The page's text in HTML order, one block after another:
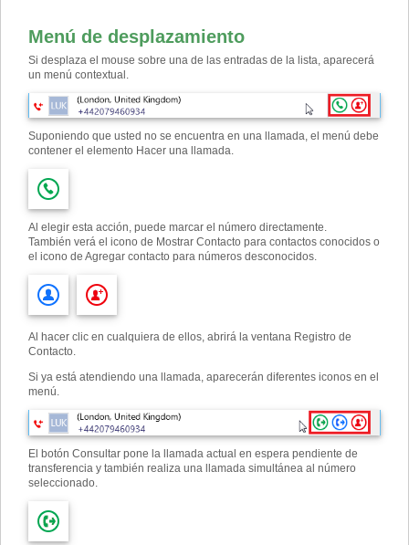
Menú de desplazamiento
Si desplaza el mouse sobre una de las entradas de la lista, aparecerá
un menú contextual.
Suponiendo que usted no se encuentra en una llamada, el menú debe
contener el elemento Hacer una llamada.
Al elegir esta acción, puede marcar el número directamente.
También verá el icono de Mostrar Contacto para contactos conocidos o
el icono de Agregar contacto para números desconocidos.
Al hacer clic en cualquiera de ellos, abrirá la ventana Registro de
Contacto.
Si ya está atendiendo una llamada, aparecerán diferentes iconos en el
menú.
El botón Consultar pone la llamada actual en espera pendiente de
transferencia y también realiza una llamada simultánea al número
seleccionado.